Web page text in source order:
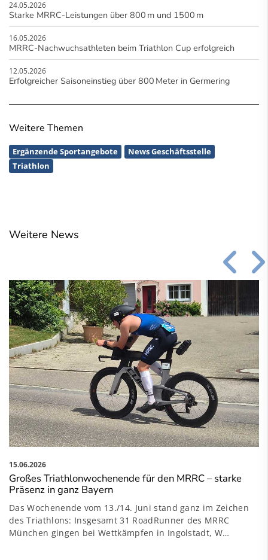
24.05.2026
Starke MRRC-Leistungen über 800 m und 1500 m
16.05.2026
MRRC-Nachwuchsathleten beim Triathlon Cup erfolgreich
12.05.2026
Erfolgreicher Saisoneinstieg über 800 Meter in Germering
Weitere Themen
Ergänzende Sportangebote
News Geschäftsstelle
Triathlon
Weitere News
15.06.2026
Großes Triathlonwochenende für den MRRC – starke
Präsenz in ganz Bayern
Das Wochenende vom 13./14. Juni stand ganz im Zeichen
des Triathlons: Insgesamt 31 RoadRunner des MRRC
München gingen bei Wettkämpfen in Ingolstadt, W…